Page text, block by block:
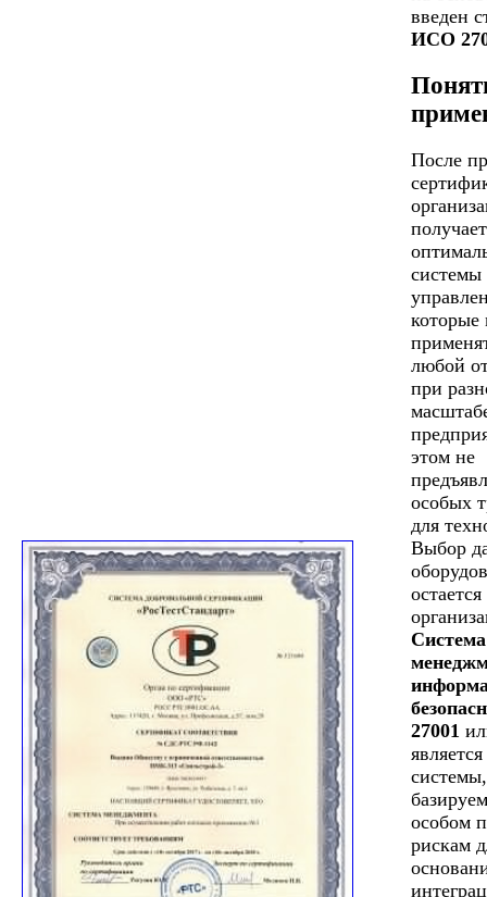
введен
ИСО
После
получает
системы
которые
любой
при
этом не
особых
для
Выбор
остается
Система
27001
системы,
особом
рискам